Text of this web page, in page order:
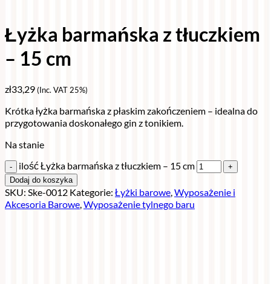
Łyżka barmańska z tłuczkiem
– 15 cm
zł33,29(Inc. VAT 25%)
Krótka łyżka barmańska z płaskim zakończeniem – idealna do
przygotowania doskonałego gin z tonikiem.
Na stanie
ilość Łyżka barmańska z tłuczkiem – 15 cm
Dodaj do koszyka
SKU: Ske-0012 Kategorie: Łyżki barowe,Wyposażenie i
Akcesoria Barowe,Wyposażenie tylnego baru